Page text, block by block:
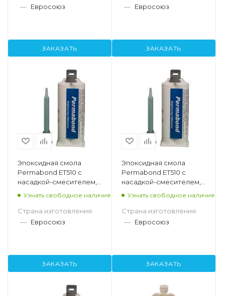
— Евросоюз
ЗАКАЗАТЬ
— Евросоюз
ЗАКАЗАТЬ
Эпоксидная смола
Permabond ET510 с
насадкой-смесителем,
Узнать свободное наличие
Страна изготовления
— Евросоюз
ЗАКАЗАТЬ
Эпоксидная смола
Permabond ET510 с
насадкой-смесителем,
Узнать свободное наличие
Страна изготовления
— Евросоюз
ЗАКАЗАТЬ